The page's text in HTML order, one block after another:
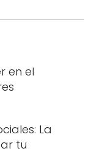
en el
La
tu